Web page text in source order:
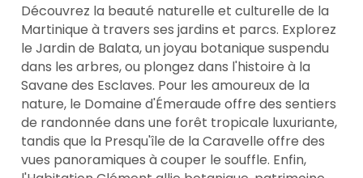
Découvrez la beauté naturelle et culturelle de la
Martinique à travers ses jardins et parcs. Explorez
le Jardin de Balata, un joyau botanique suspendu
dans les arbres, ou plongez dans l'histoire à la
Savane des Esclaves. Pour les amoureux de la
nature, le Domaine d'Émeraude offre des sentiers
de randonnée dans une forêt tropicale luxuriante,
tandis que la Presqu'île de la Caravelle offre des
vues panoramiques à couper le souffle. Enfin,